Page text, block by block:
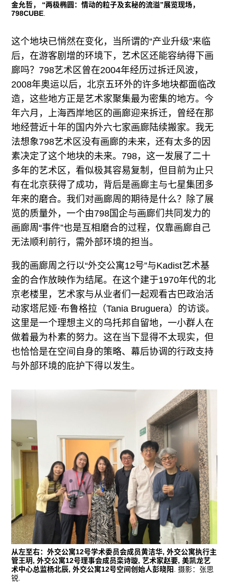
金允哲， “两极椭圆：情动的粒子及玄秘的流溢”展览现场，
798CUBE
这个地块已悄然在变化，当所谓的“产业升级”来临
后，在游客剧增的环境下，艺术区还能容纳得下画
廊吗？798艺术区曾在2004年经历过拆迁风波，
2008年奥运以后，北京五环外的许多地块都面临改
造，这些地方正是艺术家聚集最为密集的地方。今
年六月，上海西岸地区的画廊迎来拆迁，曾经在那
地经营近十年的国内外六七家画廊陆续搬家。我无
法想象798艺术区没有画廊的未来，还有太多的因
素决定了这个地块的未来。798，这一发展了二十
多年的艺术区，看似极其容易复制，但目前为止只
有在北京获得了成功，背后是画廊主与七星集团多
年来的磨合。我们对画廊周的期待是什么？除了展
览的质量外，一个由798国企与画廊们共同发力的
画廊周“事件”也是互相磨合的过程，仅靠画廊自己
无法顺利前行，需外部环境的担当。
我的画廊周之行以“外交公寓12号”与Kadist艺术基
金的合作放映作为结尾。在这个建于1970年代的北
京老楼里，艺术家与从业者们一起观看古巴政治活
动家塔尼娅·布鲁格拉（Tania Bruguera）的访谈。
这里是一个理想主义的乌托邦自留地，一小群人在
做着最为朴素的努力。这在当下显得不太现实，但
也恰恰是在空间自身的策略、幕后协调的行政支持
与外部环境的庇护下得以发生。
从左至右：外交公寓12号学术委员会成员黄洁华, 外交公寓执行主
管王玥, 外交公寓12号理事会成员栾诗璇, 艺术家赵要, 美凯龙艺
术中心总监杨北辰, 外交公寓12号空间创始人彭晓阳. 摄影：张思
锐.